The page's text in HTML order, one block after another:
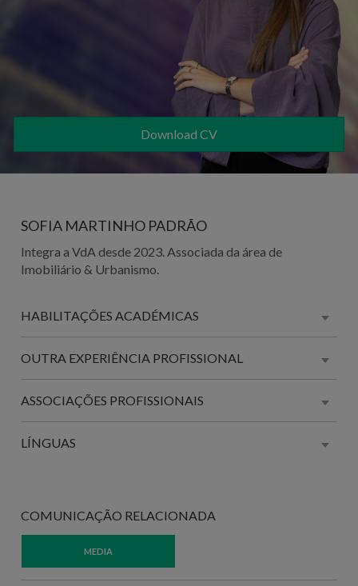
Download CV
SOFIA MARTINHO PADRÃO
Integra a VdA desde 2023. Associada da área de
Imobiliário & Urbanismo.
HABILITAÇÕES ACADÉMICAS
OUTRA EXPERIÊNCIA PROFISSIONAL
ASSOCIAÇÕES PROFISSIONAIS
LÍNGUAS
COMUNICAÇÃO RELACIONADA
MEDIA